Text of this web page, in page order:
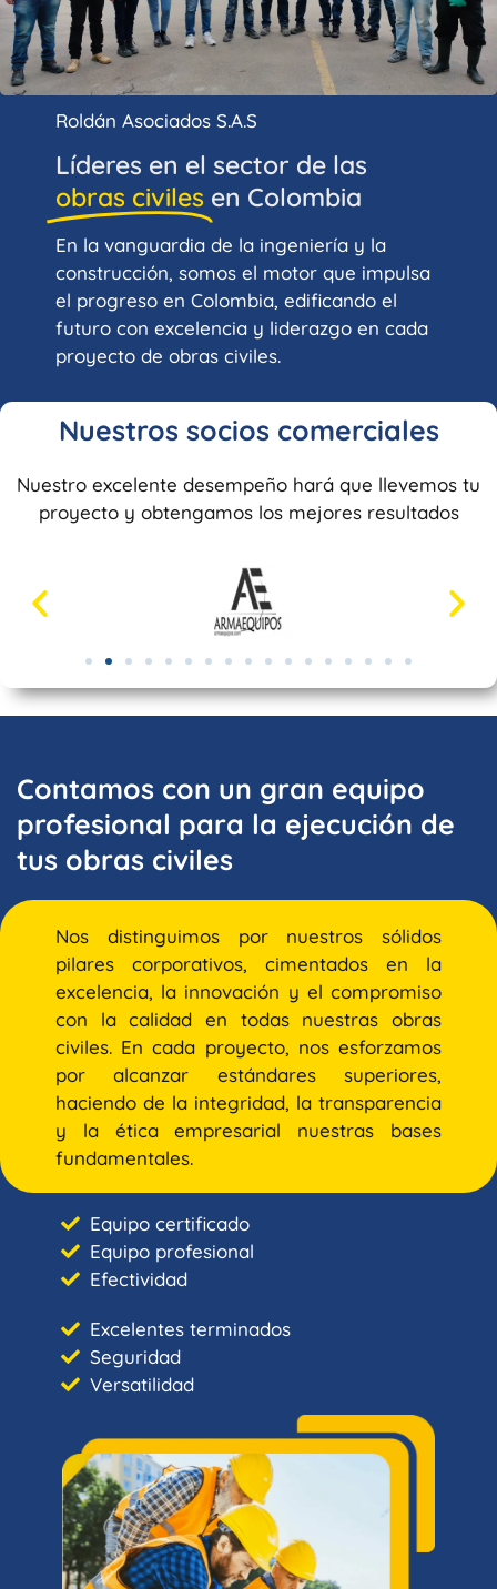
Roldán Asociados S.A.S
Líderes en el sector de las
obras civiles en Colombia
En la vanguardia de la ingeniería y la
construcción, somos el motor que impulsa
el progreso en Colombia, edificando el
futuro con excelencia y liderazgo en cada
proyecto de obras civiles.
Nuestros socios comerciales
Nuestro excelente desempeño hará que llevemos tu
proyecto y obtengamos los mejores resultados
Contamos con un gran equipo
profesional para la ejecución de
tus obras civiles
Nos distinguimos por nuestros sólidos
pilares corporativos, cimentados en la
excelencia, la innovación y el compromiso
con la calidad en todas nuestras obras
civiles. En cada proyecto, nos esforzamos
por alcanzar estándares superiores,
haciendo de la integridad, la transparencia
y la ética empresarial nuestras bases
fundamentales.
Equipo certificado
Equipo profesional
Efectividad
Excelentes terminados
Seguridad
Versatilidad